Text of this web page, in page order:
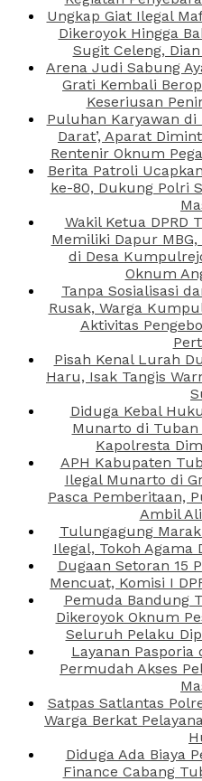
Ungkap Giat Ilegal
Dikeroyok Hingga
Sugit Celeng,
Arena Judi Sabung
Grati Kembali
Keseriusan
Puluhan Karyawan di
Darat’, Aparat
Rentenir Oknum
Berita Patroli
ke-80, Dukung Polri
Wakil Ketua DPRD
Memiliki Dapur
di Desa
Oknum
Tanpa Sosialisasi
Rusak, Warga
Aktivitas
Pisah Kenal Lurah
Haru, Isak Tangis
Diduga Kebal
Munarto di Tuban
Kapolresta
APH Kabupaten
Ilegal Munarto di
Pasca Pemberitaan,
Ambil
Tulungagung
Ilegal, Tokoh Agama
Dugaan Setoran 15
Mencuat, Komisi I
Pemuda Bandung
Dikeroyok Oknum
Seluruh Pelaku
Layanan Pasporia
Permudah Akses
Satpas Satlantas
Warga Berkat
Diduga Ada Biaya
Finance Cabang